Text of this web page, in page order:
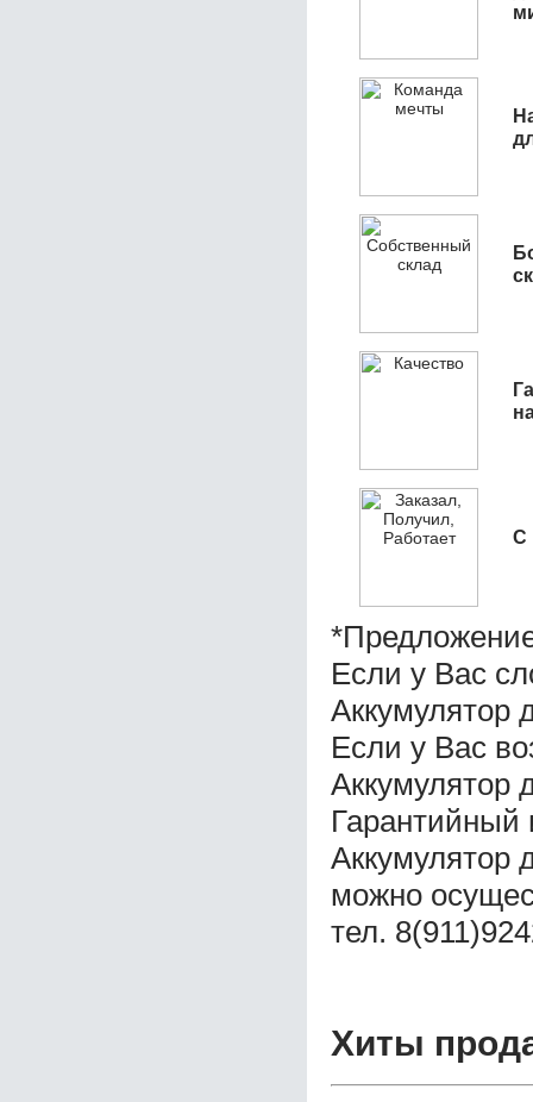
С
Если у Вас
Аккумулятор
Если у Вас
Аккумулятор
Гарантийный
Аккумулятор
можно
тел.
Хиты